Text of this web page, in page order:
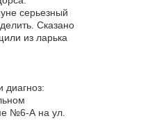
серьезный
Сказано
из ларька
диагноз:
№6-А на ул.